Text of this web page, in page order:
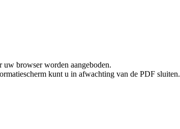
browser worden aangeboden.
kunt u in afwachting van de PDF sluiten.